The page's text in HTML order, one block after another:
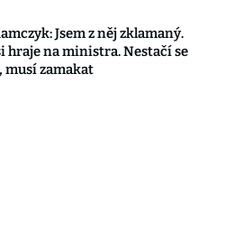
Jsem z něj zklamaný.
hraje na ministra. Nestačí se
zamakat